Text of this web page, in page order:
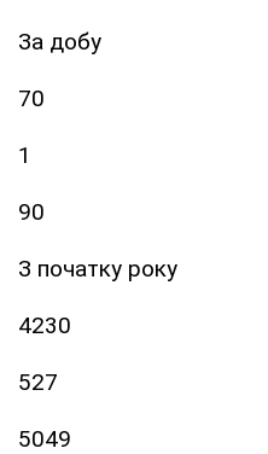
За добу
70
1
90
З початку року
4230
527
5049